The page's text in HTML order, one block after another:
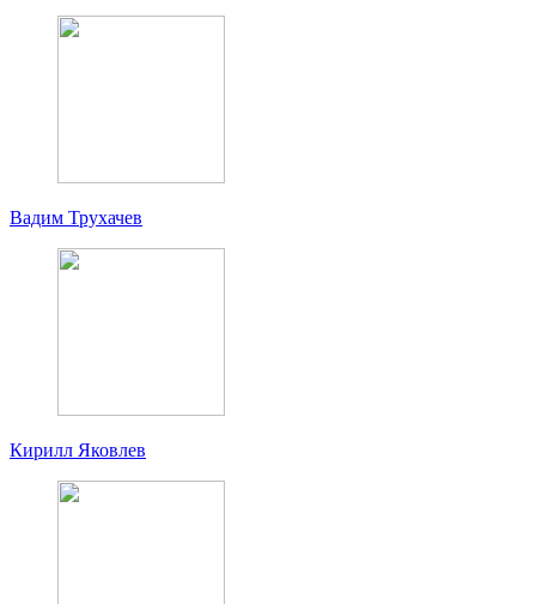
Вадим Трухачев
Кирилл Яковлев